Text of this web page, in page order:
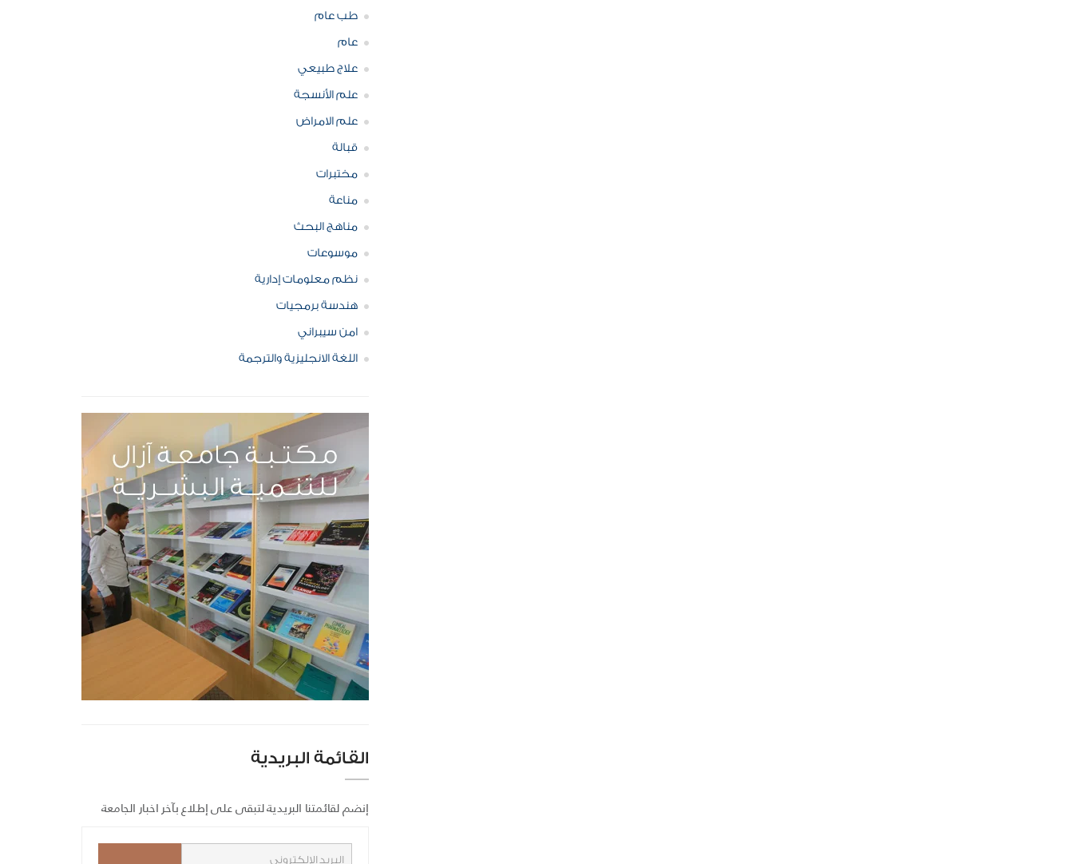
طب عام
عام
علاج طبيعي
علم الأنسجة
علم الامراض
قبالة
مختبرات
مناعة
مناهج البحث
موسوعات
نظم معلومات إدارية
هندسة برمجيات
امن سيبراني
اللغة الانجليزية والترجمة
القائمة البريدية
إنضم لقائمتنا البريدية لتبقى على إطلاع بآخر اخبار الجامعة